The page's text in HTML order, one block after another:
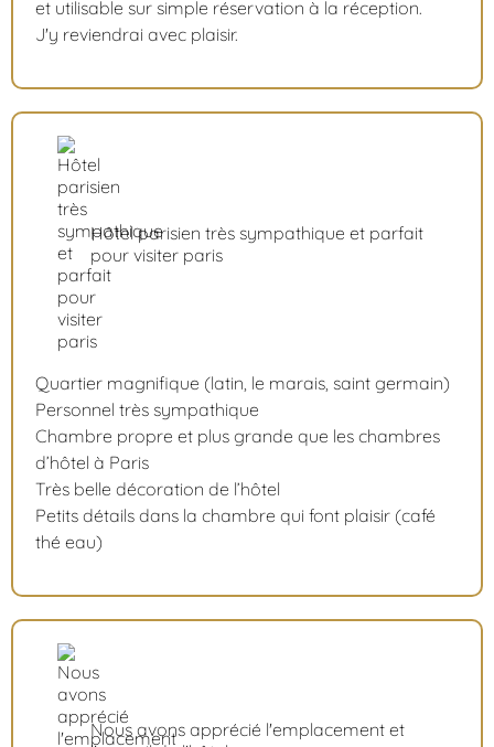
et utilisable sur simple réservation à la réception.
J'y reviendrai avec plaisir.
Hôtel parisien très sympathique et parfait
pour visiter paris
Quartier magnifique (latin, le marais, saint germain)
Personnel très sympathique
Chambre propre et plus grande que les chambres
d’hôtel à Paris
Très belle décoration de l’hôtel
Petits détails dans la chambre qui font plaisir (café
thé eau)
Nous avons apprécié l'emplacement et